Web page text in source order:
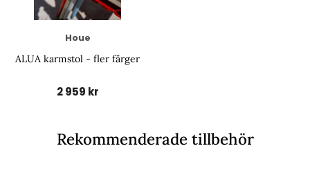
Houe
ALUA karmstol - fler färger
2 959 kr
Rekommenderade tillbehör